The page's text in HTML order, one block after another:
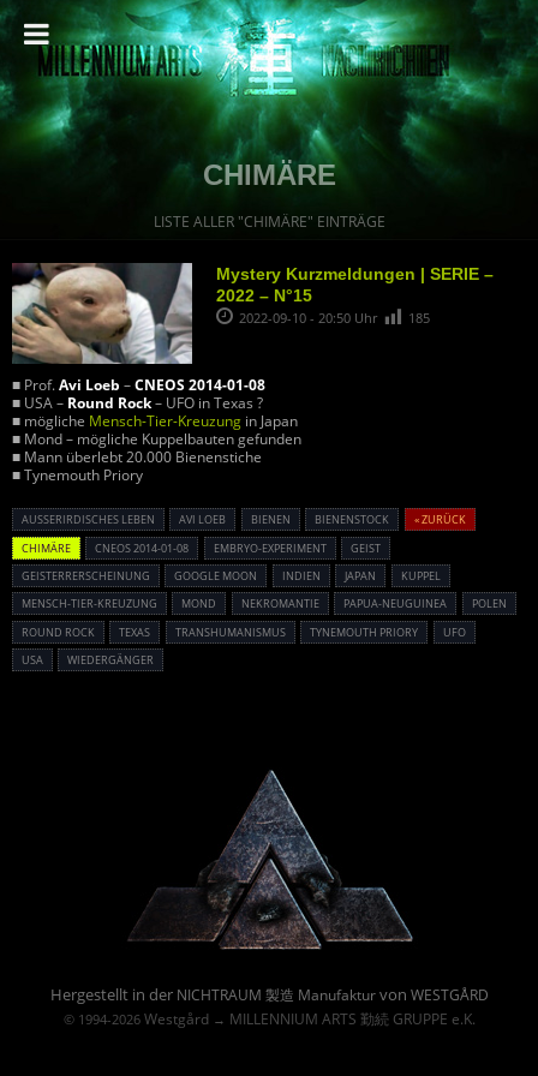
CHIMÄRE
LISTE ALLER "CHIMÄRE" EINTRÄGE
Mystery Kurzmeldungen | SERIE –
2022 – N°15
2022-09-10 - 20:50 Uhr 185
■ Prof.Avi Loeb –CNEOS 2014-01-08
■ USA – Round Rock– UFO in Texas ?
■ mögliche Mensch-Tier-Kreuzung in Japan
■ Mond – mögliche Kuppelbauten gefunden
■ Mann überlebt 20.000 Bienenstiche
■ Tynemouth Priory
AUSSERIRDISCHES LEBEN AVI LOEB BIENEN BIENENSTOCK
« ZURÜCK
CHIMÄRE
CNEOS 2014-01-08 EMBRYO-EXPERIMENT
GEIST
GEISTERRERSCHEINUNG
GOOGLE MOON INDIEN JAPAN
KUPPEL
MENSCH-TIER-KREUZUNG
MOND NEKROMANTIE PAPUA-NEUGUINEA
POLEN
ROUND ROCK
TEXAS TRANSHUMANISMUS TYNEMOUTH PRIORY
UFO
USA
WIEDERGÄNGER
Hergestellt in der NICHTRAUM 製造 Manufakturvon WESTGÅRD
© 1994-2026 Westgård→ MILLENNIUM ARTS 勤続 GRUPPE e.K.
Powered By :